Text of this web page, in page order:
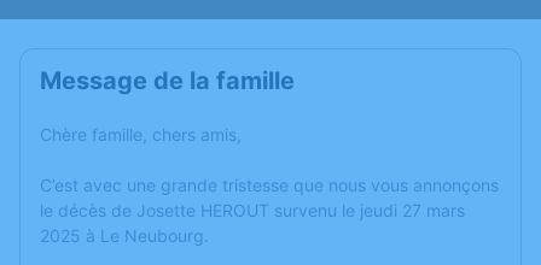
Message de la famille
Chère famille, chers amis,
C’est avec une grande tristesse que nous vous annonçons
le décès de Josette HEROUT survenu le jeudi 27 mars
2025 à Le Neubourg.